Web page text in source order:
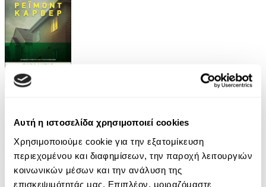
Αυτή η ιστοσελίδα χρησιμοποιεί cookies
Χρησιμοποιούμε cookie για την εξατομίκευση
περιεχομένου και διαφημίσεων, την παροχή λειτουργιών
κοινωνικών μέσων και την ανάλυση της
επισκεψιμότητάς μας. Επιπλέον, μοιραζόμαστε
Ελέφαντας
Ρέιμοντ Κάρβερ
7.99€